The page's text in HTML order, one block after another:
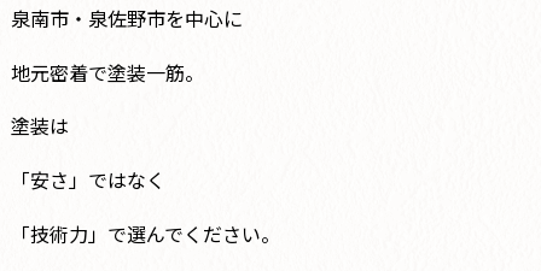
泉南市・泉佐野市を中心に
地元密着で塗装一筋。
塗装は
「安さ」ではなく
「技術力」で選んでください。